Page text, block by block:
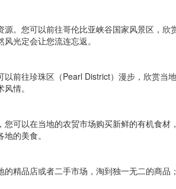
。您可以前往哥伦比亚峡谷国家风景区，
光定会让您流连忘返。
前往珍珠区（Pearl District）漫步，欣赏
情。
可以在当地的农贸市场购买新鲜的有机食
的美食。
精品店或者二手市场，淘到独一无二的商